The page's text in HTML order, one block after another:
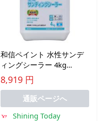
和信ペイント 水性サンデ
ィングシーラー 4kg
920104
8,919 円
通販ページへ
Shining Today